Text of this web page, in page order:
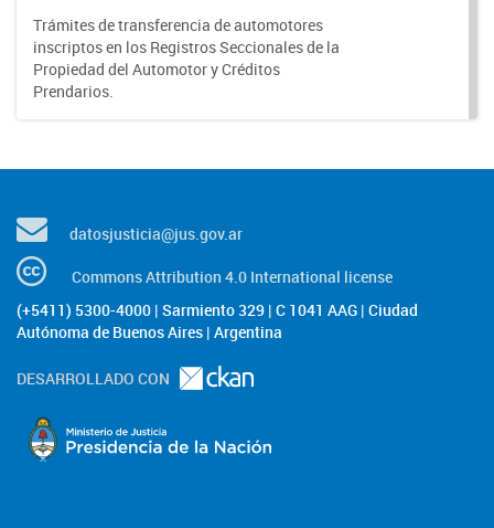
Trámites de transferencia de automotores
inscriptos en los Registros Seccionales de la
Propiedad del Automotor y Créditos
Prendarios.
datosjusticia@jus.gov.ar
Commons Attribution 4.0 International license
(+5411) 5300-4000 | Sarmiento 329 | C 1041 AAG | Ciudad
Autónoma de Buenos Aires | Argentina
DESARROLLADO CON